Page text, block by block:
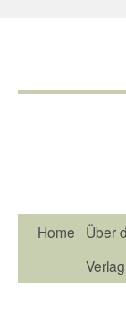
Home
Über
Verlag